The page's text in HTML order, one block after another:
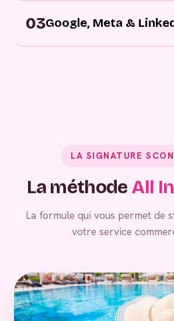
approchons vos prospects
personnalisés.
03Google, Meta &
LA SIGNATURE
La méthode All
La formule qui vous permet de
votre service